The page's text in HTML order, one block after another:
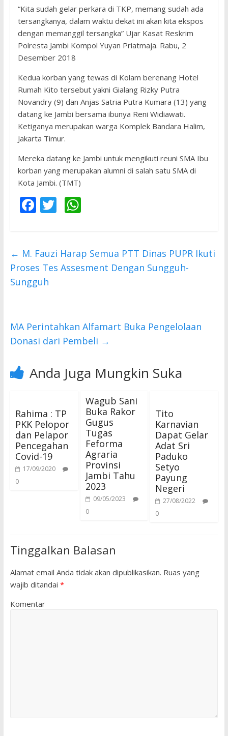
“Kita sudah gelar perkara di TKP, memang sudah ada
tersangkanya, dalam waktu dekat ini akan kita ekspos
dengan memanggil tersangka” Ujar Kasat Reskrim
Polresta Jambi Kompol Yuyan Priatmaja. Rabu, 2
Desember 2018
Kedua korban yang tewas di Kolam berenang Hotel
Rumah Kito tersebut yakni Gialang Rizky Putra
Novandry (9) dan Anjas Satria Putra Kumara (13) yang
datang ke Jambi bersama ibunya Reni Widiawati.
Ketiganya merupakan warga Komplek Bandara Halim,
Jakarta Timur.
Mereka datang ke Jambi untuk mengikuti reuni SMA Ibu
korban yang merupakan alumni di salah satu SMA di
Kota Jambi. (TMT)
F
b
o
o
T
er
W
s
A
← M. Fauzi Harap Semua PTT Dinas PUPR Ikuti
Proses Tes Assesment Dengan Sungguh-
Sungguh
MA Perintahkan Alfamart Buka Pengelolaan
Donasi dari Pembeli →
Anda Juga Mungkin Suka
Rahima : TP
PKK Pelopor
dan Pelapor
Pencegahan
Covid-19
17/09/2020
0
Wagub Sani
Buka Rakor
Gugus
Tugas
Feforma
Agraria
Provinsi
Jambi Tahu
2023
09/05/2023
0
Tito
Karnavian
Dapat Gelar
Adat Sri
Paduko
Setyo
Payung
Negeri
27/08/2022
0
Tinggalkan Balasan
Alamat email Anda tidak akan dipublikasikan. Ruas yang
wajib ditandai *
Komentar